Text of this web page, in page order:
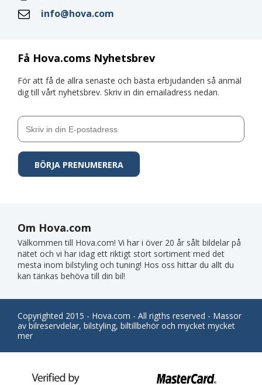
Få Hova.coms Nyhetsbrev
För att få de allra senaste och bästa erbjudanden så anmäl
dig till vårt nyhetsbrev. Skriv in din emailadress nedan.
info@hova.com
Om Hova.com
Välkommen till Hova.com! Vi har i över 20 år sålt bildelar på
nätet och vi har idag ett riktigt stort sortiment med det
mesta inom bilstyling och tuning! Hos oss hittar du allt du
kan tänkas behöva till din bil!
Copyrighted 2015 - Hova.com - All rigths reserved - Massor
av bilreservdelar, bilstyling, biltillbehör och mycket mycket
mer